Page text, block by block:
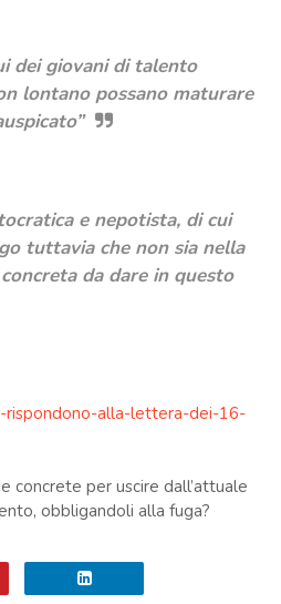
dei giovani di talento
lontano possano maturare
e nepotista, di cui
tuttavia che non sia nella
da dare in questo
rispondono-alla-lettera-dei-16-
concrete per uscire dall’attuale
obbligandoli alla fuga?